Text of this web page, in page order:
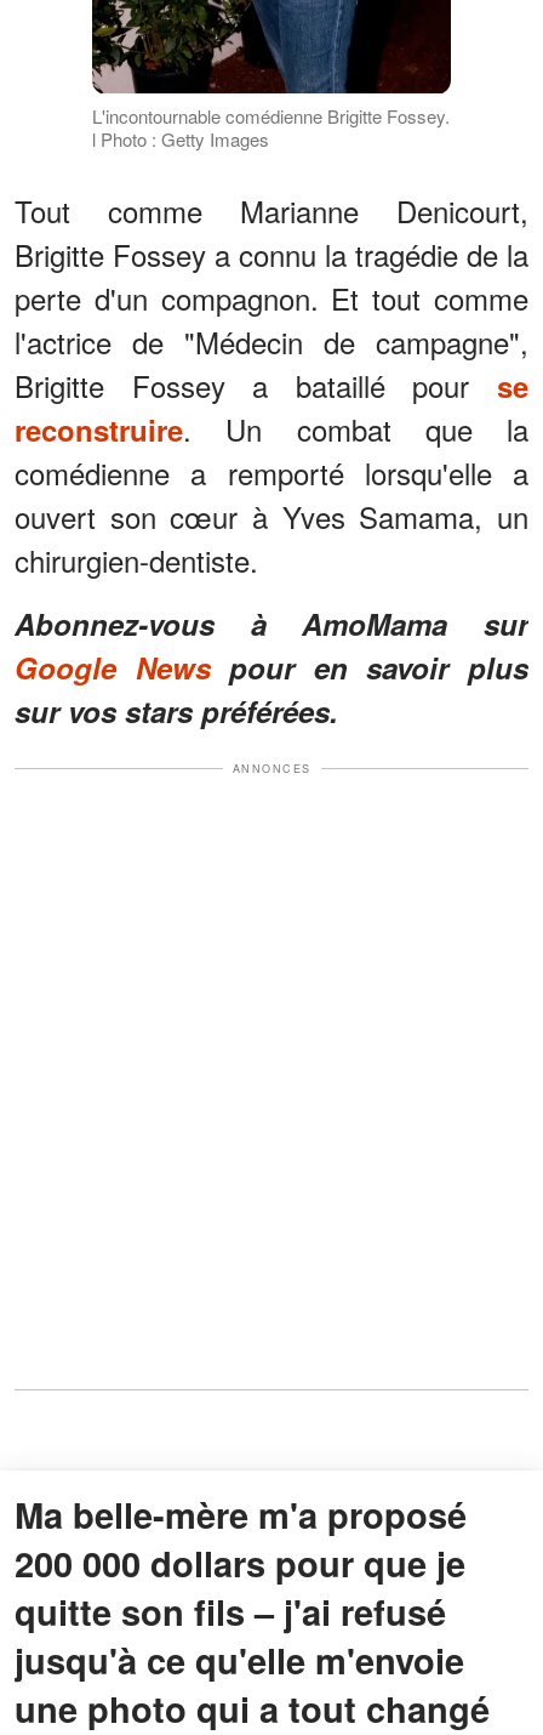
L'incontournable comédienne Brigitte Fossey.
l Photo : Getty Images
Tout comme Marianne Denicourt,
Brigitte Fossey a connu la tragédie de la
perte d'un compagnon. Et tout comme
l'actrice de "Médecin de campagne",
Brigitte Fossey a bataillé pour se
reconstruire. Un combat que la
comédienne a remporté lorsqu'elle a
ouvert son cœur à Yves Samama, un
chirurgien-dentiste.
Abonnez-vous à AmoMama sur
Google Newspour en savoir plus
sur vos stars préférées.
ANNONCES
Ma belle-mère m'a proposé
200 000 dollars pour que je
quitte son fils – j'ai refusé
jusqu'à ce qu'elle m'envoie
une photo qui a tout changé